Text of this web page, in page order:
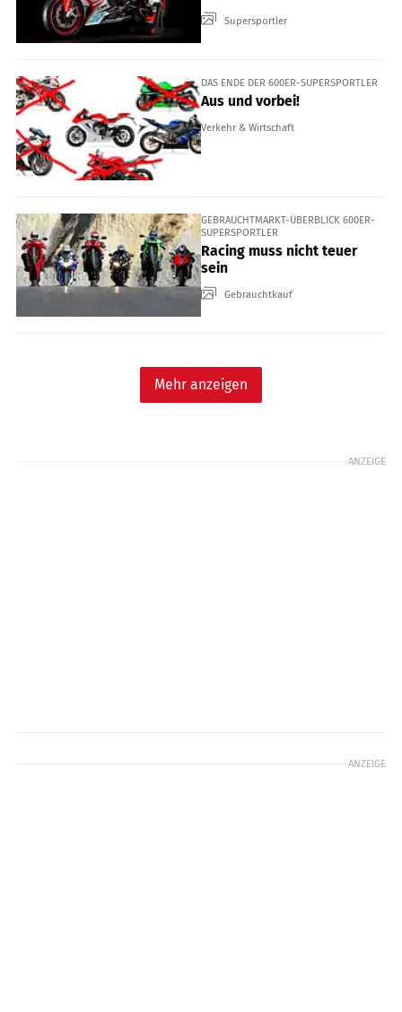
Supersportler
DAS ENDE DER 600ER-SUPERSPORTLER
Aus und vorbei!
Verkehr & Wirtschaft
GEBRAUCHTMARKT-ÜBERBLICK 600ER-
SUPERSPORTLER
Racing muss nicht teuer
sein
Gebrauchtkauf
Mehr anzeigen
ANZEIGE
ANZEIGE